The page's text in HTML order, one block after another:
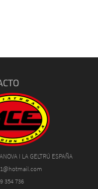
I LA GELTRÚ ESPAÑA
354 736